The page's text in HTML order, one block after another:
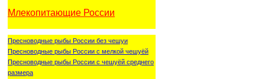
Млекопитающие России
Пресноводные рыбы России без чешуи
Пресноводные рыбы России с мелкой чешуёй
Пресноводные рыбы России с чешуёй среднего
размера